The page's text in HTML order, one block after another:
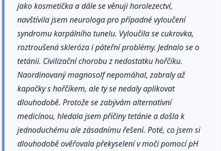
jako kosmetička a dále se věnuji horolezectví,
navštívila jsem neurologa pro případné vyloučení
syndromu karpálního tunelu. Vyloučila se cukrovka,
roztroušená skleróza i páteřní problémy. Jednalo se o
tetánii. Civilizační chorobu z nedostatku hořčíku.
Naordinovaný magnosolf nepomáhal, zabraly až
kapačky s hořčíkem, ale ty se nedaly aplikovat
dlouhodobě. Protože se zabývám alternativní
medicínou, hledala jsem příčiny tetánie a došla k
jednoduchému ale zásadnímu řešení. Poté, co jsem si
dlouhodobě ověřovala překyselení v moči pomocí pH